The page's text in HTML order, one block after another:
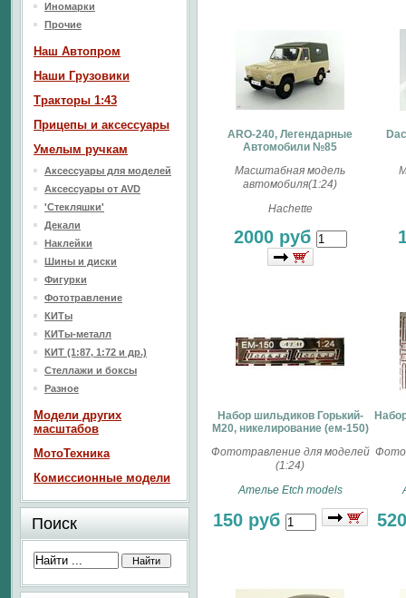
ARO-240, Легендарные
Автомобили №85
Масштабная модель
автомобиля(1:24)
Hachette
2000 руб
Набор шильдиков Горький-
М20, никелирование (ем-150)
Фототравление для моделей
(1:24)
Ателье Etch models
150 руб
Иномарки
Прочие
Наш Aвтопром
Наши Грузовики
Тракторы 1:43
Прицепы и аксессуары
Умелым ручкам
Аксессуары для моделей
Аксессуары от AVD
'Стекляшки'
Декали
Наклейки
Шины и диски
Фигурки
Фототравление
КИТы
КИТы-металл
КИТ (1:87, 1:72 и др.)
Стеллажи и боксы
Разное
Модели других
масштабов
МотоТехника
Комиссионные модели
Поиск